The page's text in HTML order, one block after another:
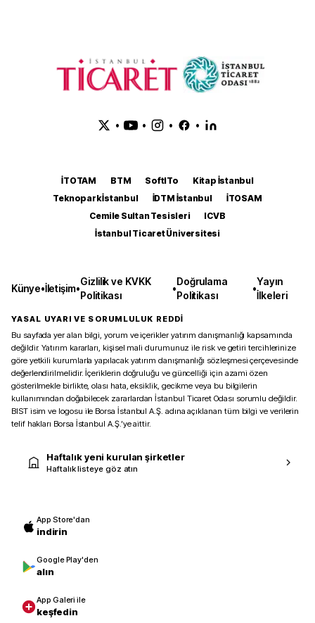
• • • •
İTOTAM BTM SoftITo
Kitap İstanbul
Teknopark İstanbul
İDTM İstanbul
İTOSAM
Cemile Sultan Tesisleri
ICVB
İstanbul Ticaret Üniversitesi
Künye•İletişim•
Gizlilik ve KVKK
Politikası
•
Doğrulama
Politikası
•
Yayın
İlkeleri
YASAL UYARI VE SORUMLULUK REDDİ
Bu sayfada yer alan bilgi, yorum ve içerikler yatırım danışmanlığı kapsamında
değildir. Yatırım kararları, kişisel mali durumunuz ile risk ve getiri tercihlerinize
göre yetkili kurumlarla yapılacak yatırım danışmanlığı sözleşmesi çerçevesinde
değerlendirilmelidir. İçeriklerin doğruluğu ve güncelliği için azami özen
gösterilmekle birlikte, olası hata, eksiklik, gecikme veya bu bilgilerin
kullanımından doğabilecek zararlardan İstanbul Ticaret Odası sorumlu değildir.
BIST isim ve logosu ile Borsa İstanbul A.Ş. adına açıklanan tüm bilgi ve verilerin
telif hakları Borsa İstanbul A.Ş.’ye aittir.
Haftalık yeni kurulan şirketler
Haftalık listeye göz atın
App Store'dan
indirin
Google Play'den
alın
App Galeri ile
keşfedin